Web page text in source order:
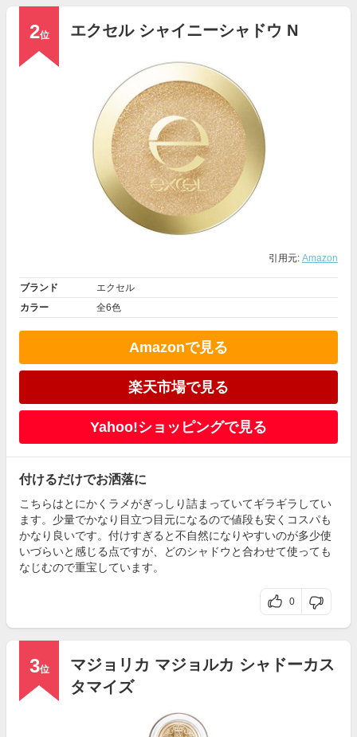
2位 エクセル シャイニーシャドウ N
引用元: Amazon
ブランド
エクセル
カラー
全6色
Amazonで見る
楽天市場で見る
Yahoo!ショッピングで見る
付けるだけでお洒落に
こちらはとにかくラメがぎっしり詰まっていてギラギラしてい
ます。少量でかなり目立つ目元になるので値段も安くコスパも
かなり良いです。付けすぎると不自然になりやすいのが多少使
いづらいと感じる点ですが、どのシャドウと合わせて使っても
なじむので重宝しています。
0
3位
マジョリカ マジョルカ シャドーカス
タマイズ